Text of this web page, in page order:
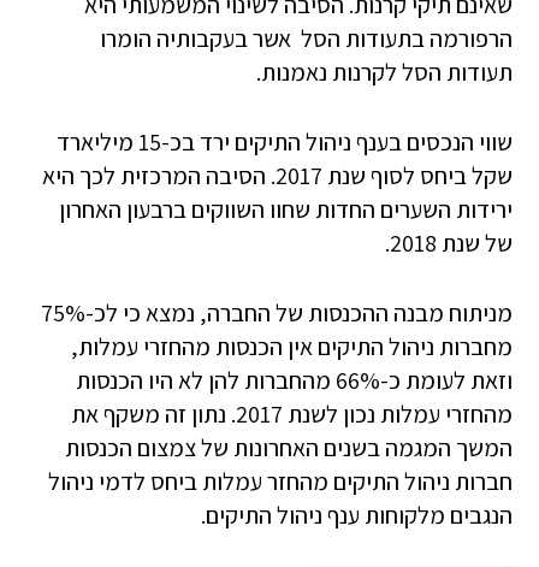
הרפורמה בתעודות הסל אשר בעקבותיה הומרו
תעודות הסל לקרנות נאמנות.
שווי הנכסים בענף ניהול התיקים ירד בכ-15 מיליארד
שקל ביחס לסוף שנת 2017. הסיבה המרכזית לכך היא
ירידות השערים החדות שחוו השווקים ברבעון האחרון
של שנת 2018.
מניתוח מבנה ההכנסות של החברה, נמצא כי לכ-75%
מחברות ניהול התיקים אין הכנסות מהחזרי עמלות,
וזאת לעומת כ-66% מהחברות להן לא היו הכנסות
מהחזרי עמלות נכון לשנת 2017. נתון זה משקף את
המשך המגמה בשנים האחרונות של צמצום הכנסות
חברות ניהול התיקים מהחזר עמלות ביחס לדמי ניהול
הנגבים מלקוחות ענף ניהול התיקים.